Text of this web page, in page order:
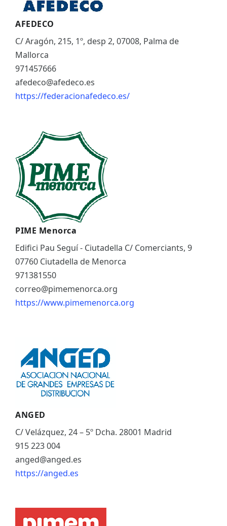
AFEDECO
C/ Aragón, 215, 1º, desp 2, 07008, Palma de
Mallorca
971457666
afedeco@afedeco.es
https://federacionafedeco.es/
PIME Menorca
Edifici Pau Seguí - Ciutadella C/ Comerciants, 9
07760 Ciutadella de Menorca
971381550
correo@pimemenorca.org
https://www.pimemenorca.org
ANGED
C/ Velázquez, 24 – 5º Dcha. 28001 Madrid
915 223 004
anged@anged.es
https://anged.es